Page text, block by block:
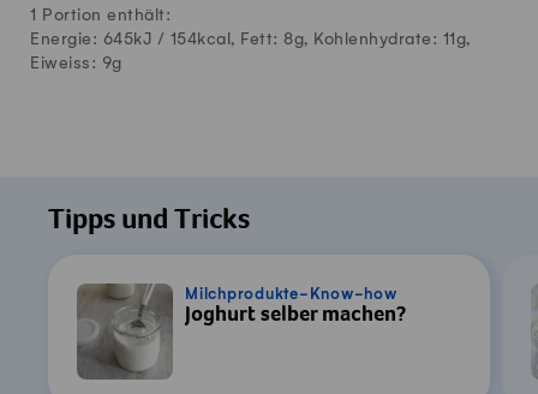
1 Portion enthält:
Energie: 645kJ / 154kcal, Fett: 8g, Kohlenhydrate: 11 g,
Eiweiss: 9g
Tipps und Tricks
Milchprodukte-Know-how
Joghurt selber machen?